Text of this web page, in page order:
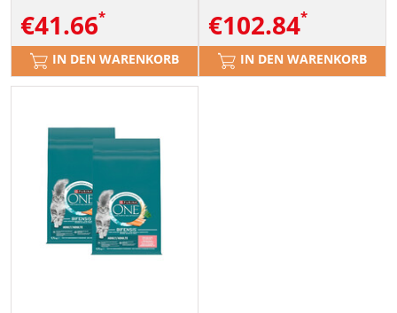
€41.66
IN DEN WARENKORB
€102.84
IN DEN WARENKORB